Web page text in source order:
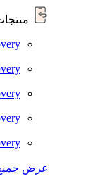
عرض جميع